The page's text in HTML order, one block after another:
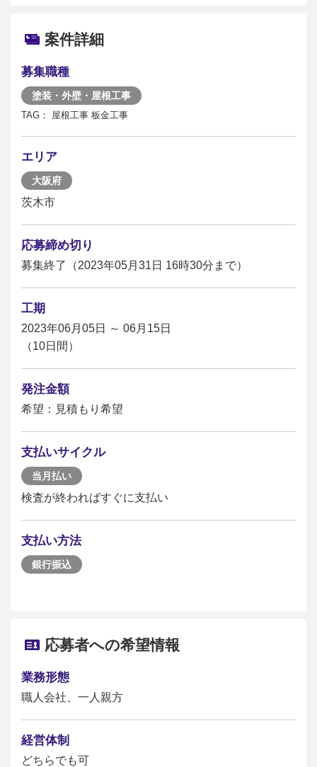
案件詳細
募集職種
塗装・外壁・屋根工事
TAG： 屋根工事 板金工事
エリア
大阪府
茨木市
応募締め切り
募集終了（2023年05月31日 16時30分まで）
工期
2023年06月05日 ～ 06月15日
（10日間）
発注金額
希望：見積もり希望
支払いサイクル
当月払い
検査が終わればすぐに支払い
支払い方法
銀行振込
応募者への希望情報
業務形態
職人会社、一人親方
経営体制
どちらでも可